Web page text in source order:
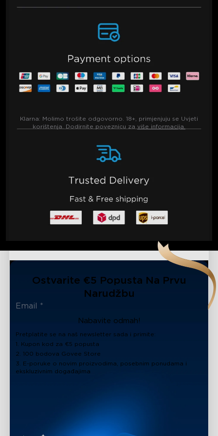
Klarna: Molimo trošite odgovorno. 18+, primjenjuju se Uvjeti
korištenja. Dodirnite poveznicu za više informacija.
Ostvarite €5 Popusta Na Prvu
Narudžbu
Nabavite odmah!
Pretplatite se na naš newsletter sada i primite:
1. Kupon kod za €5 popusta
2. 100 bodova Govee Store
3. E-poruke o novim proizvodima, posebnim ponudama i
ekskluzivnim događajima